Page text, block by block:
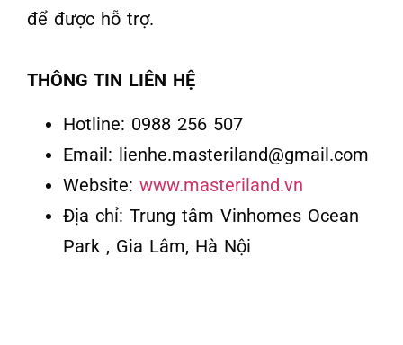
để được hỗ trợ.
THÔNG TIN LIÊN HỆ
Hotline: 0988 256 507
Email: lienhe.masteriland@gmail.com
Website: www.masteriland.vn
Địa chỉ: Trung tâm Vinhomes Ocean
Park , Gia Lâm, Hà Nội